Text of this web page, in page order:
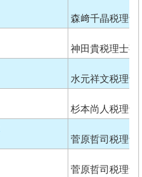
森﨑千晶税理士
神田貴税理士事
水元祥文税理士
杉本尚人税理士
菅原哲司税理士
菅原哲司税理士